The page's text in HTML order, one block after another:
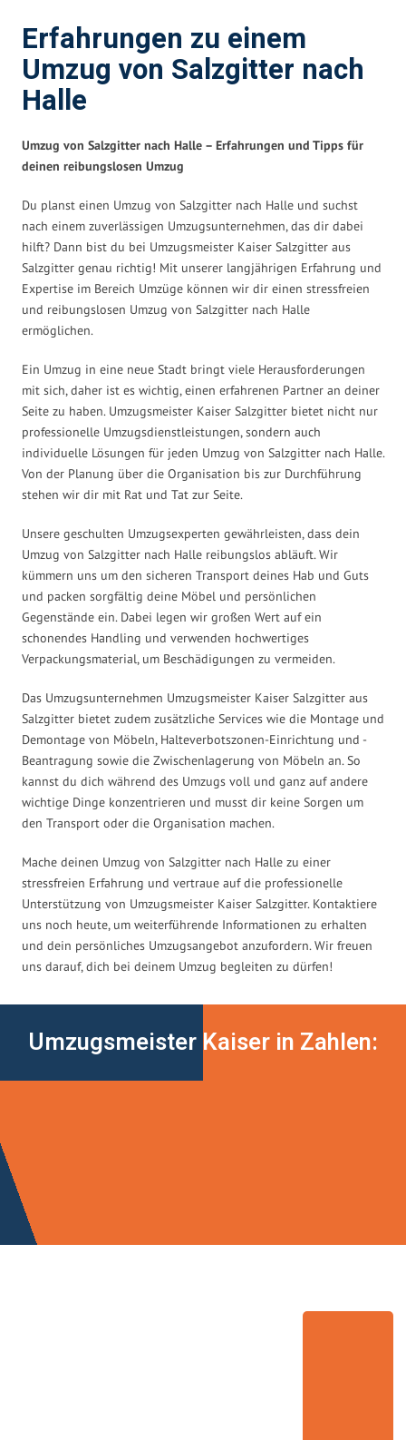
Erfahrungen zu einem
Umzug von Salzgitter nach
Halle
Umzug von Salzgitter nach Halle – Erfahrungen und Tipps für
deinen reibungslosen Umzug
Du planst einen Umzug von Salzgitter nach Halle und suchst
nach einem zuverlässigen Umzugsunternehmen, das dir dabei
hilft? Dann bist du bei Umzugsmeister Kaiser Salzgitter aus
Salzgitter genau richtig! Mit unserer langjährigen Erfahrung und
Expertise im Bereich Umzüge können wir dir einen stressfreien
und reibungslosen Umzug von Salzgitter nach Halle
ermöglichen.
Ein Umzug in eine neue Stadt bringt viele Herausforderungen
mit sich, daher ist es wichtig, einen erfahrenen Partner an deiner
Seite zu haben. Umzugsmeister Kaiser Salzgitter bietet nicht nur
professionelle Umzugsdienstleistungen, sondern auch
individuelle Lösungen für jeden Umzug von Salzgitter nach Halle.
Von der Planung über die Organisation bis zur Durchführung
stehen wir dir mit Rat und Tat zur Seite.
Unsere geschulten Umzugsexperten gewährleisten, dass dein
Umzug von Salzgitter nach Halle reibungslos abläuft. Wir
kümmern uns um den sicheren Transport deines Hab und Guts
und packen sorgfältig deine Möbel und persönlichen
Gegenstände ein. Dabei legen wir großen Wert auf ein
schonendes Handling und verwenden hochwertiges
Verpackungsmaterial, um Beschädigungen zu vermeiden.
Das Umzugsunternehmen Umzugsmeister Kaiser Salzgitter aus
Salzgitter bietet zudem zusätzliche Services wie die Montage und
Demontage von Möbeln, Halteverbotszonen-Einrichtung und -
Beantragung sowie die Zwischenlagerung von Möbeln an. So
kannst du dich während des Umzugs voll und ganz auf andere
wichtige Dinge konzentrieren und musst dir keine Sorgen um
den Transport oder die Organisation machen.
Mache deinen Umzug von Salzgitter nach Halle zu einer
stressfreien Erfahrung und vertraue auf die professionelle
Unterstützung von Umzugsmeister Kaiser Salzgitter. Kontaktiere
uns noch heute, um weiterführende Informationen zu erhalten
und dein persönliches Umzugsangebot anzufordern. Wir freuen
uns darauf, dich bei deinem Umzug begleiten zu dürfen!
Umzugsmeister Kaiser in Zahlen: